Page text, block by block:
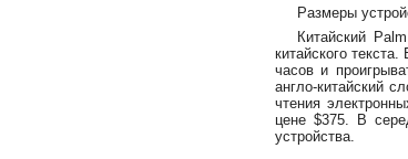
Размеры
Китайский
китайского
часов и
англо-китайский
чтения
цене $375. В
устройства.